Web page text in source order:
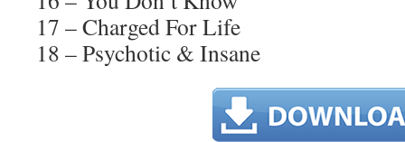
17 – Charged For Life
18 – Psychotic & Insane